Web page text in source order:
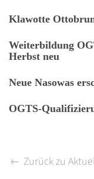
Klawotte
Weiterbildung
Herbst neu
Neue Nasowas
OGTS-
Zurück zu